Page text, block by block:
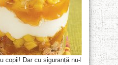
copii! Dar cu siguranță nu-l